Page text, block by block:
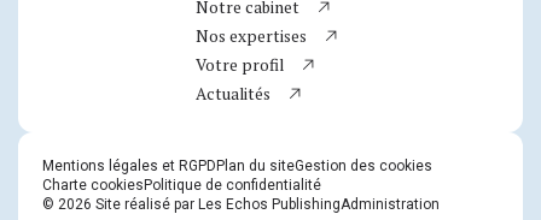
Notre cabinet
Nos expertises
Votre profil
Actualités
Mentions légales et RGPD Plan du siteGestion des cookies
Charte cookies Politique de confidentialité
© 2026 Site réalisé par Les Echos PublishingAdministration